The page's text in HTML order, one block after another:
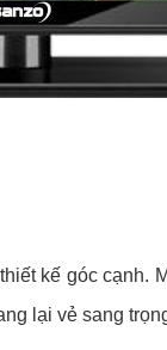
kế góc
lại vẻ sang